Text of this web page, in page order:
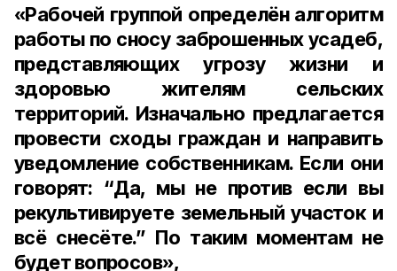
«Рабочей группой определён алгоритм
работы по сносу заброшенных усадеб,
представляющих угрозу жизни и
здоровью жителям сельских
территорий. Изначально предлагается
провести сходы граждан и направить
уведомление собственникам. Если они
говорят: “Да, мы не против если вы
рекультивируете земельный участок и
всё снесёте.” По таким моментам не
будет вопросов»,